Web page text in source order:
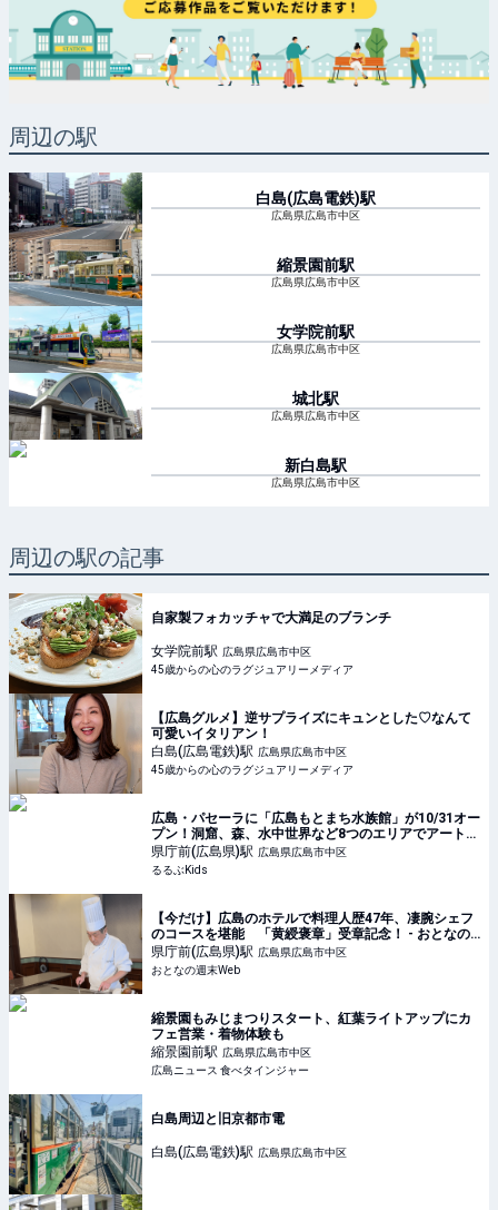
周辺の駅
白島(広島電鉄)駅
広島県広島市中区
縮景園前駅
広島県広島市中区
女学院前駅
広島県広島市中区
城北駅
広島県広島市中区
新白島駅
広島県広島市中区
周辺の駅の記事
自家製フォカッチャで大満足のブランチ
女学院前駅 広島県広島市中区
45歳からの心のラグジュアリーメディア
【広島グルメ】逆サプライズにキュンとした♡なんて
可愛いイタリアン！
白島(広島電鉄)駅 広島県広島市中区
45歳からの心のラグジュアリーメディア
広島・パセーラに「広島もとまち水族館」が10/31オー
プン！洞窟、森、水中世界など8つのエリアでアートと
生命が共演 | るるぶKids
県庁前(広島県)駅 広島県広島市中区
るるぶKids
【今だけ】広島のホテルで料理人歴47年、凄腕シェフ
のコースを堪能 「黄綬褒章」受章記念！ - おとなの
週末Web
県庁前(広島県)駅 広島県広島市中区
おとなの週末Web
縮景園もみじまつりスタート、紅葉ライトアップにカ
フェ営業・着物体験も
縮景園前駅 広島県広島市中区
広島ニュース 食べタインジャー
白島周辺と旧京都市電
白島(広島電鉄)駅 広島県広島市中区